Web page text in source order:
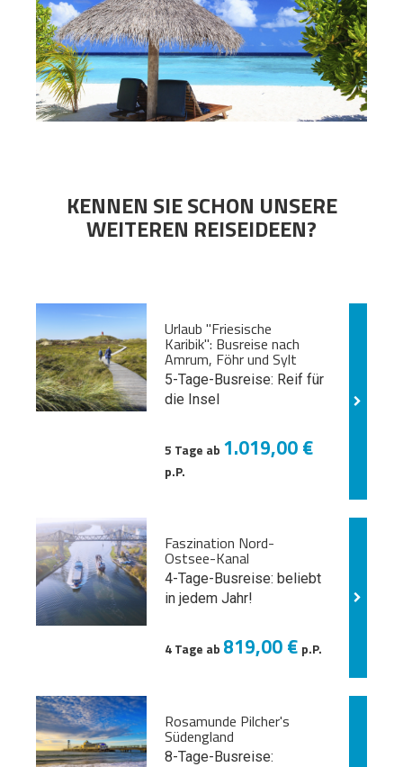
KENNEN SIE SCHON UNSERE
WEITEREN REISEIDEEN?
Urlaub "Friesische
Karibik": Busreise nach
Amrum, Föhr und Sylt
5-Tage-Busreise: Reif für
die Insel
5 Tage ab 1.019,00 €
p.P.
Faszination Nord-
Ostsee-Kanal
4-Tage-Busreise: beliebt
in jedem Jahr!
4 Tage ab 819,00 € p.P.
Rosamunde Pilcher's
Südengland
8-Tage-Busreise: